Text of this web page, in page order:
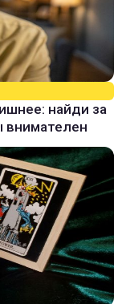
найди за
внимателен